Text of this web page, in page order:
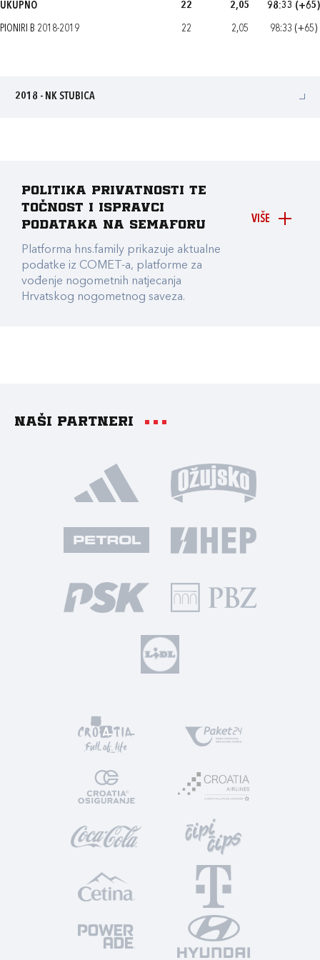
UKUPNO 22 2,05 98:33 (+65)
PIONIRI B 2018-2019 22 2,05 98:33 (+65)
2018 - NK STUBICA
VIŠE
Politika privatnosti te
točnost i ispravci
podataka na Semaforu
Platforma hns.family prikazuje aktualne
podatke iz COMET-a, platforme za
vođenje nogometnih natjecanja
Hrvatskog nogometnog saveza.
Naši partneri